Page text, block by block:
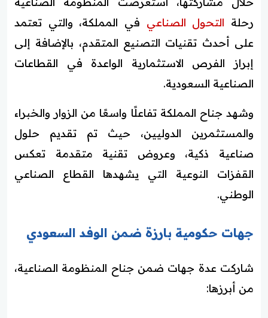
رحلة التحول الصناعي في المملكة، والتي تعتمد
على أحدث تقنيات التصنيع المتقدم، بالإضافة إلى
إبراز الفرص الاستثمارية الواعدة في القطاعات
الصناعية السعودية.
وشهد جناح المملكة تفاعلًا واسعًا من الزوار والخبراء
والمستثمرين الدوليين، حيث تم تقديم حلول
صناعية ذكية، وعروض تقنية متقدمة تعكس
القفزات النوعية التي يشهدها القطاع الصناعي
الوطني.
جهات حكومية بارزة ضمن الوفد السعودي
شاركت عدة جهات ضمن جناح المنظومة الصناعية،
من أبرزها: